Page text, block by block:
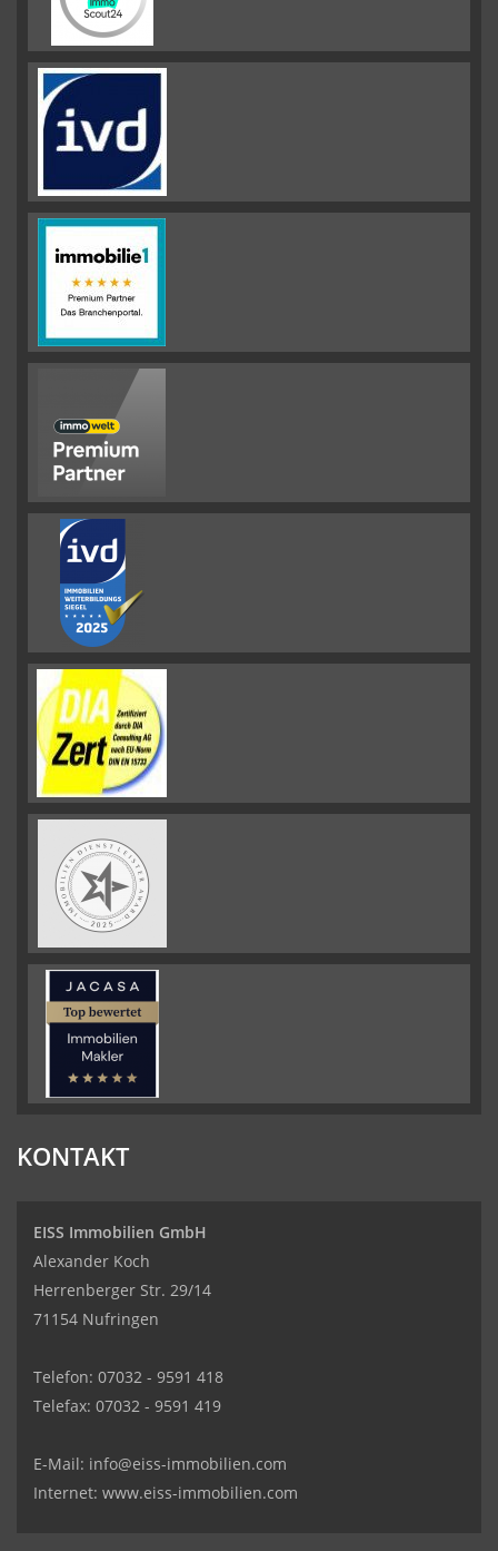
KONTAKT
EISS Immobilien GmbH
Alexander Koch
Herrenberger Str. 29/14
71154 Nufringen
Telefon: 07032 - 9591 418
Telefax: 07032 - 9591 419
E-Mail: info@eiss-immobilien.com
Internet: www.eiss-immobilien.com
SEHR GUT